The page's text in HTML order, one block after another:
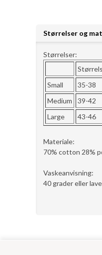
Størrelser og
Størrelser:
Small
35-38
Medium
39-42
Large
43-46
Materiale:
70% cotton 28%
Vaskeanvisning:
40 grader eller